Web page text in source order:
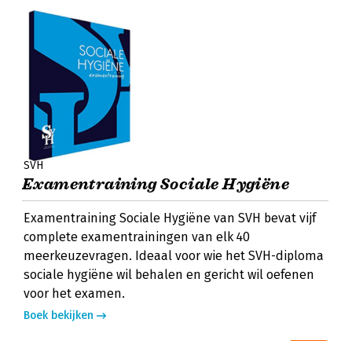
SVH
Examentraining Sociale Hygiëne
Examentraining Sociale Hygiëne van SVH bevat vijf
complete examentrainingen van elk 40
meerkeuzevragen. Ideaal voor wie het SVH-diploma
sociale hygiëne wil behalen en gericht wil oefenen
voor het examen.
Boek bekijken